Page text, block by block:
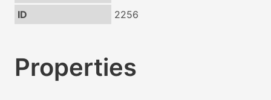
ID
2256
Properties